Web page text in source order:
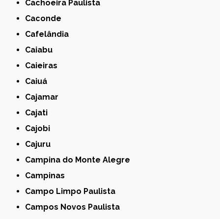
Cachoeira Paulista
Caconde
Cafelândia
Caiabu
Caieiras
Caiuá
Cajamar
Cajati
Cajobi
Cajuru
Campina do Monte Alegre
Campinas
Campo Limpo Paulista
Campos Novos Paulista